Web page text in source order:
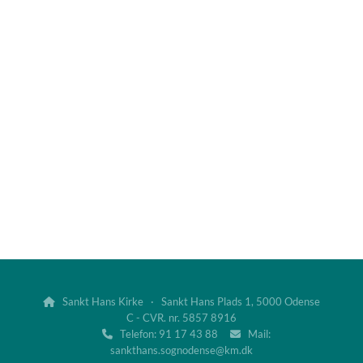

Sankt Hans Kirke · Sankt Hans Plads 1, 5000 Odense
C - CVR. nr. 5857 8916
 Telefon: 91 17 43 88 
Mail:
sankthans.sognodense@km.dk